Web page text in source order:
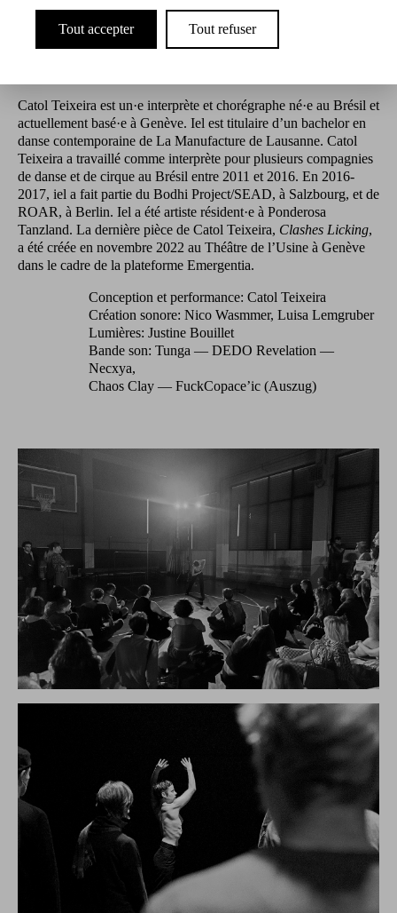
où la théorie et la pratique se croisent. Là où la peau peut
Catol Teixeira est un·e interprète et chorégraphe né·e au Brésil et
actuellement basé·e à Genève. Iel est titulaire d’un bachelor en
danse contemporaine de La Manufacture de Lausanne. Catol
Teixeira a travaillé comme interprète pour plusieurs compagnies
de danse et de cirque au Brésil entre 2011 et 2016. En 2016-
2017, iel a fait partie du Bodhi Project/SEAD, à Salzbourg, et de
ROAR, à Berlin. Iel a été artiste résident·e à Ponderosa
Tanzland. La dernière pièce de Catol Teixeira, Clashes Licking,
a été créée en novembre 2022 au Théâtre de l’Usine à Genève
dans le cadre de la plateforme Emergentia.
Conception et performance: Catol Teixeira
Création sonore: Nico Wasmmer, Luisa Lemgruber
Lumières: Justine Bouillet
Bande son: Tunga — DEDO Revelation —
Necxya,
Chaos Clay — FuckCopace’ic (Auszug)
Tout accepter Tout refuser